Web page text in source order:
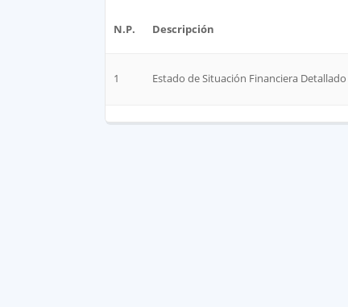
N.P. Descripción
1 Estado de Situación Financiera Detallado